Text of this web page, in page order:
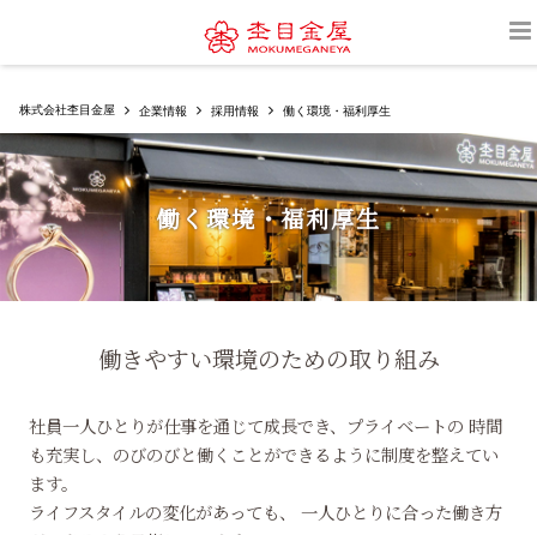
企業情報
会社概要
経営理念
店舗一覧
工房
受賞実績
事業内容
研究事業（NPO）
株式会社杢目金屋 企業情報 採用情報 働く環境・福利厚生
働く環境・福利厚生
働きやすい環境のための取り組み
社員一人ひとりが仕事を通じて成長でき、プライベートの 時間
も充実し、のびのびと働くことができるように制度を整えてい
ます。
ライフスタイルの変化があっても、 一人ひとりに合った働き方